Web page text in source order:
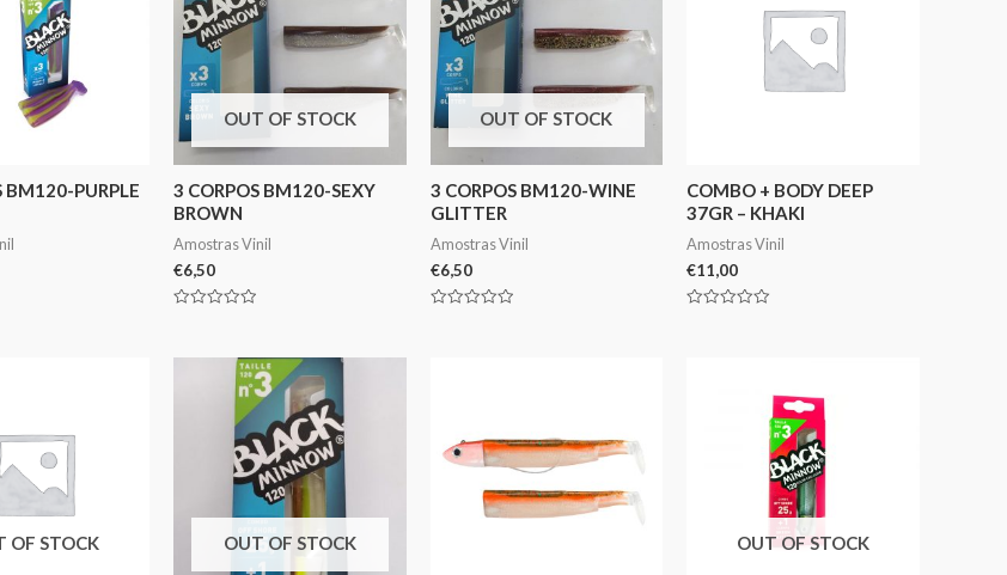
BM120-PURPLE
OUT OF STOCK
3 CORPOS BM120-SEXY
BROWN
Amostras Vinil
€6,50
5
OUT OF STOCK
3 CORPOS BM120-WINE
GLITTER
Amostras Vinil
€6,50
COMBO + BODY DEEP
37GR – KHAKI
Amostras Vinil
€11,00
OF STOCK OUT OF STOCK OUT OF STOCK